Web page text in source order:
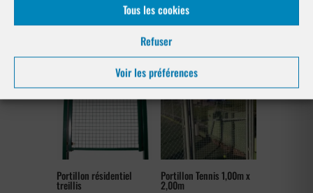
Tous les cookies
Refuser
Voir les préférences
Les produits de clôtures utilisés
à Collongues 06910
Portillon résidentiel
treillis
Portillon Tennis 1,00m x
2,00m